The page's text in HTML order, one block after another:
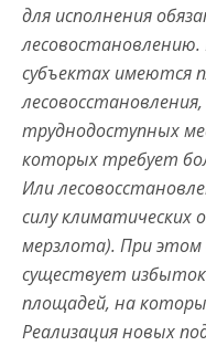
для исполнения
субъектах имеются
труднодоступных
которых требует
Или
силу климатических
мерзлота). При этом
существует
площадей, на
Реализация новых